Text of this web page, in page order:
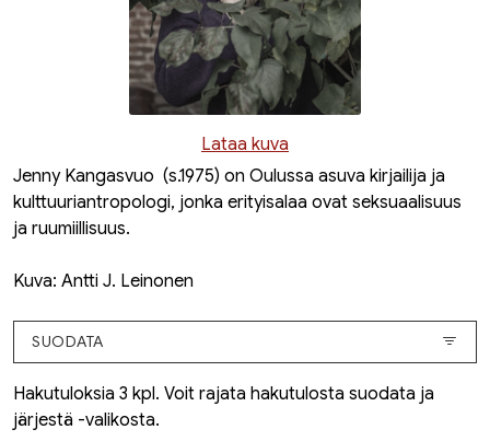
Lataa kuva
Jenny Kangasvuo (s.1975) on Oulussa asuva kirjailija ja
kulttuuriantropologi, jonka erityisalaa ovat seksuaalisuus
ja ruumiillisuus.
Kuva: Antti J. Leinonen
SUODATA
Hakutuloksia 3 kpl. Voit rajata hakutulosta suodata ja
järjestä -valikosta.